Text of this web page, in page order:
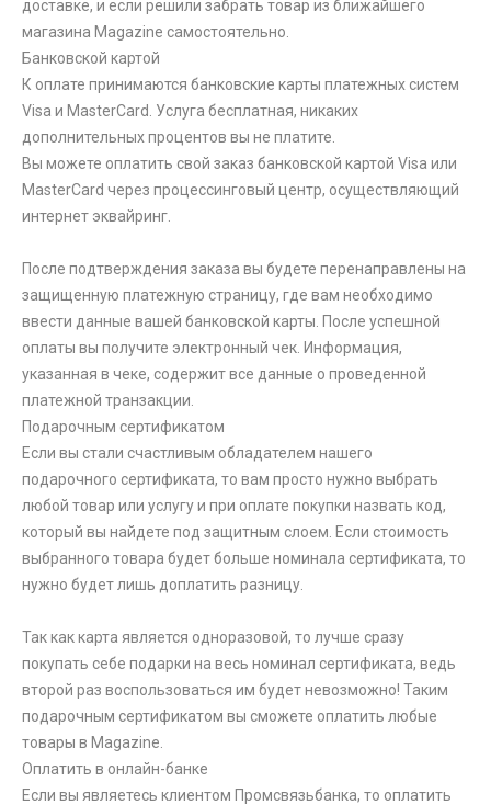
доставке, и если решили забрать товар из ближайшего
магазина Magazine самоcтоятельно.
Банковской картой
К оплате принимаются банковские карты платежных систем
Visa и MasterCard. Услуга бесплатная, никаких
дополнительных процентов вы не платите.
Вы можете оплатить свой заказ банковской картой Visa или
MasterCard через процессинговый центр, осуществляющий
интернет эквайринг.
После подтверждения заказа вы будете перенаправлены на
защищенную платежную страницу, где вам необходимо
ввести данные вашей банковской карты. После успешной
оплаты вы получите электронный чек. Информация,
указанная в чеке, содержит все данные о проведенной
платежной транзакции.
Подарочным сертификатом
Если вы стали счастливым обладателем нашего
подарочного сертификата, то вам просто нужно выбрать
любой товар или услугу и при оплате покупки назвать код,
который вы найдете под защитным слоем. Если стоимость
выбранного товара будет больше номинала сертификата, то
нужно будет лишь доплатить разницу.
Так как карта является одноразовой, то лучше сразу
покупать себе подарки на весь номинал сертификата, ведь
второй раз воспользоваться им будет невозможно! Таким
подарочным сертификатом вы сможете оплатить любые
товары в Magazine.
Оплатить в онлайн-банке
Если вы являетесь клиентом Промсвязьбанка, то оплатить